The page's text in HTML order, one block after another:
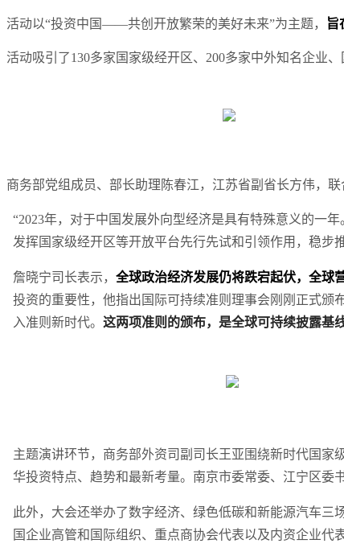
活动以“投资中国——共创开放繁荣的美好未来”为主题， 旨
活动吸引了130多家国家级经开区、200多家中外知名企业
商务部党组成员、部长助理陈春江，江苏省副省长方伟，
“2023年，对于中国发展外向型经济是具有特殊意义的一
发挥国家级经开区等开放平台先行先试和引领作用，稳步
詹晓宁司长表示， 全球政治经济发展仍将跌宕起伏，全球
投资的重要性，他指出国际可持续准则理事会刚刚正式
入准则新时代。 这两项准则的颁布，是全球可持续披露基
主题演讲环节，商务部外资司副司长王亚围绕新时代国
华投资特点、趋势和最新考量。南京市委常委、江宁区委
此外，大会还举办了数字经济、绿色低碳和新能源汽车三
国企业高管和国际组织、重点商协会代表以及内资企业代